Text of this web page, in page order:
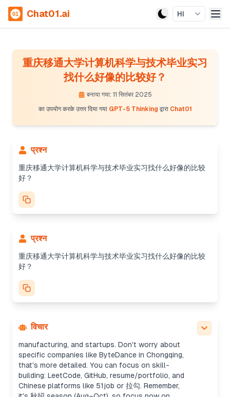
Chat01.ai HI
重庆移通大学计算机科学与技术毕业实习
找什么好像的比较好？
बनाया गया: 11 सितंबर 2025
का उपयोग करके उत्तर दिया गया GPT-5 Thinking द्वारा Chat01
प्रश्न
重庆移通大学计算机科学与技术毕业实习找什么好像的比较
好？
प्रश्न
重庆移通大学计算机科学与技术毕业实习找什么好像的比较
好？
विचार
internship in CS at Chongqing Yitong University,
suggesting fields like backend, frontend, mobile,
data, AI, embedded, network/security, testing/QA,
DevOps, and cloud. Local companies like Chang’an
Auto, Lifan (now part of Geely), and Tencent (with
a branch in Chongqing) could offer great
opportunities.
For an internship in Chongqing, I'd suggest looking
manufacturing, and startups. Don't worry about
specific companies like ByteDance in Chongqing,
that's more detailed. You can focus on skill-
building: LeetCode, GitHub, resume/portfolio, and
Chinese platforms like 51job or 拉勾. Remember,